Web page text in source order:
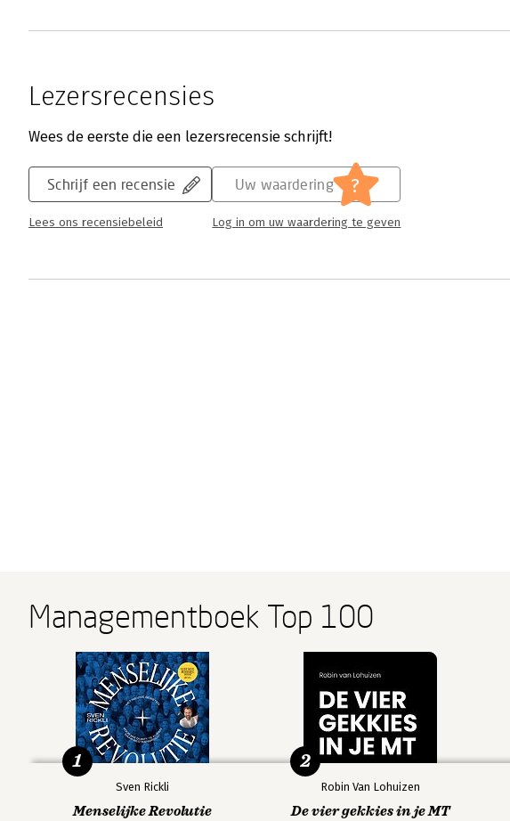
Lezersrecensies
Wees de eerste die een lezersrecensie schrijft!
Schrijf een recensie
Lees ons recensiebeleid
Uw waardering ?
Log in om uw waardering te geven
Managementboek Top 100
Sven Rickli
Menselijke Revolutie
1
Robin Van Lohuizen
De vier gekkies in je MT
2